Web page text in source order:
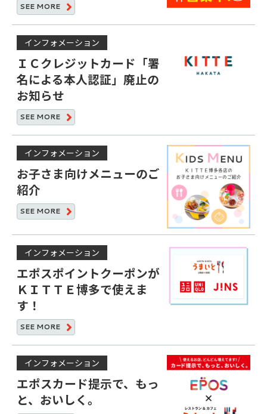
SEE MORE
インフォメーション
ＩＣクレジットカード「署
名による本人認証」廃止の
お知らせ
SEE MORE
インフォメーション
お子さま向けメニューのご
紹介
SEE MORE
インフォメーション
エポスポイントクーポンが
ＫＩＴＴＥ博多で使えま
す！
SEE MORE
インフォメーション
エポスカード提示で、もっ
と、おいしく。